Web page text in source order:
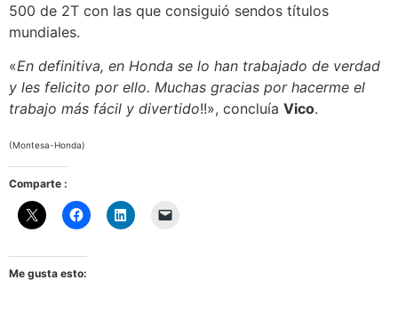
500 de 2T con las que consiguió sendos títulos
mundiales.
«En definitiva, en Honda se lo han trabajado de verdad
y les felicito por ello. Muchas gracias por hacerme el
trabajo más fácil y divertido!!», concluía Vico.
(Montesa-Honda)
Comparte :
Me gusta esto: